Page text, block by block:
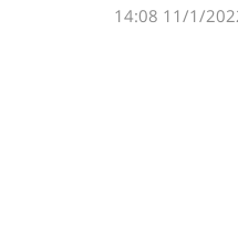
11/1/
14:08